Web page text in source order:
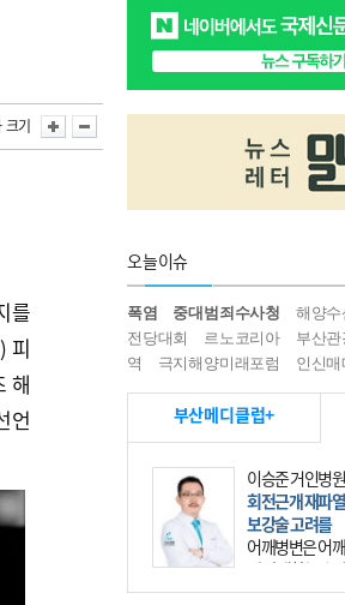
크기
를
피
해
언
오늘이슈
폭염 중대범죄수사청 해양수
전당대회
르노코리아 부산관
역
극지해양미래포럼 인신매
부산메디클럽+
이승준 거인병
회전근개 재파
보강술 고려를
어깨병변은 어
에 발생하는 손
는 오십견과 회